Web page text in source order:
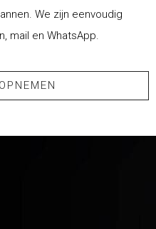
We zijn eenvoudig
mail en WhatsApp.